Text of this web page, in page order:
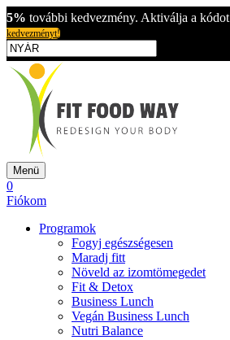
5% további kedvezmény. Aktiválja a kódot
kedvezményt!
Menü
0
Fiókom
Programok
Fogyj egészségesen
Maradj fitt
Növeld az izomtömegedet
Fit & Detox
Business Lunch
Vegán Business Lunch
Nutri Balance